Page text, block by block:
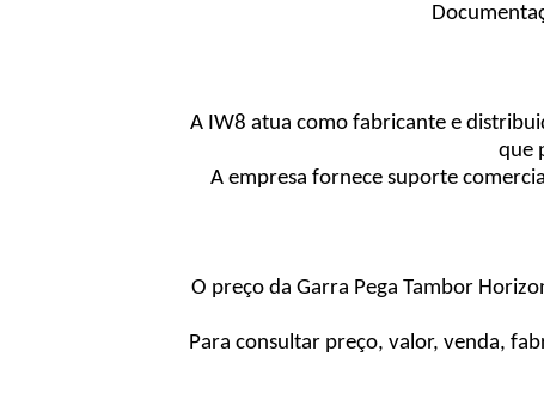
A IW8 atua como fabricante e
que
A empresa fornece suporte
O preço da Garra Pega Tambor
Para consultar preço, valor, venda,